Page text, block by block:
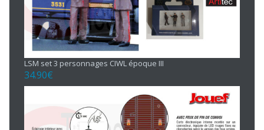
LSM set 3 personnages CIWL époque III
34.90€